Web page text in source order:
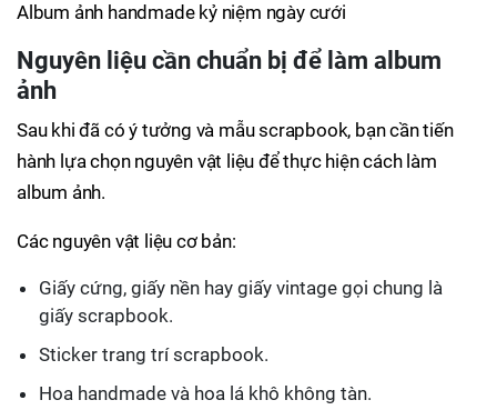
Album ảnh handmade kỷ niệm ngày cưới
Nguyên liệu cần chuẩn bị để làm album
ảnh
Sau khi đã có ý tưởng và mẫu scrapbook, bạn cần tiến
hành lựa chọn nguyên vật liệu để thực hiện cách làm
album ảnh.
Các nguyên vật liệu cơ bản:
Giấy cứng, giấy nền hay giấy vintage gọi chung là
giấy scrapbook.
Sticker trang trí scrapbook.
Hoa handmade và hoa lá khô không tàn.